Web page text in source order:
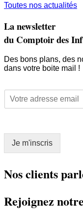
Toutes nos actualités
La newsletter
du Comptoir des
Des bons plans, des
dans votre boite mail !
*
m
a
i
l
Je m'inscris
Nos clients
Rejoignez